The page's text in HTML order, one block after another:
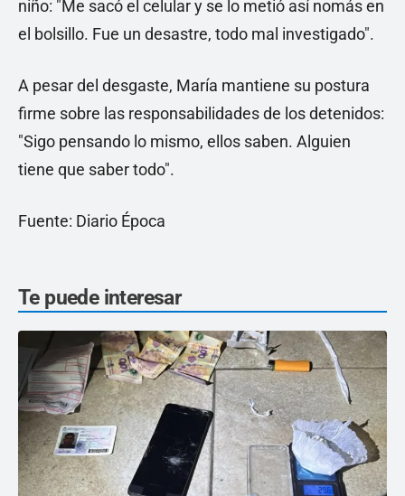
niño: "Me sacó el celular y se lo metió así nomás en
el bolsillo. Fue un desastre, todo mal investigado".
A pesar del desgaste, María mantiene su postura
firme sobre las responsabilidades de los detenidos:
"Sigo pensando lo mismo, ellos saben. Alguien
tiene que saber todo".
Fuente: Diario Época
Te puede interesar